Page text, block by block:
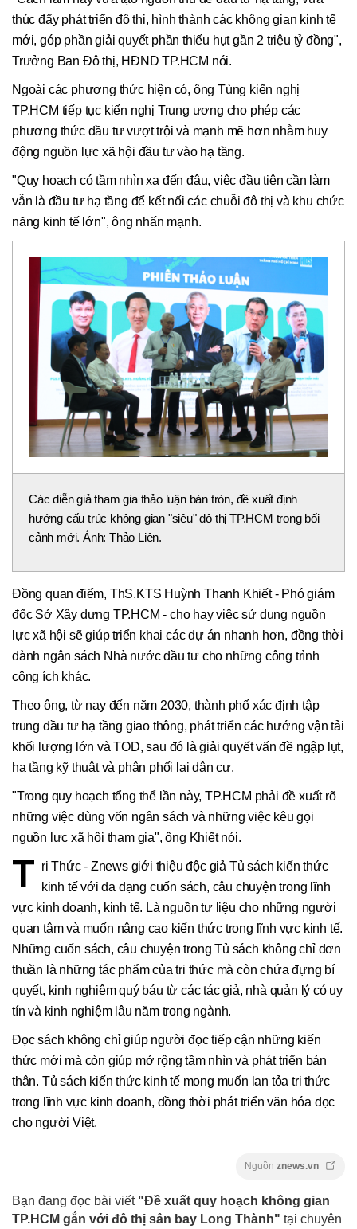
thúc đẩy phát triển đô thị, hình thành các không gian kinh tế
mới, góp phần giải quyết phần thiếu hụt gần 2 triệu tỷ đồng",
Trưởng Ban Đô thị, HĐND TP.HCM nói.
Ngoài các phương thức hiện có, ông Tùng kiến nghị
TP.HCM tiếp tục kiến nghị Trung ương cho phép các
phương thức đầu tư vượt trội và mạnh mẽ hơn nhằm huy
động nguồn lực xã hội đầu tư vào hạ tầng.
"Quy hoạch có tầm nhìn xa đến đâu, việc đầu tiên cần làm
vẫn là đầu tư hạ tầng để kết nối các chuỗi đô thị và khu chức
năng kinh tế lớn", ông nhấn mạnh.
Các diễn giả tham gia thảo luận bàn tròn, đề xuất định
hướng cấu trúc không gian "siêu" đô thị TP.HCM trong bối
cảnh mới. Ảnh: Thảo Liên.
Đồng quan điểm, ThS.KTS Huỳnh Thanh Khiết - Phó giám
đốc Sở Xây dựng TP.HCM - cho hay việc sử dụng nguồn
lực xã hội sẽ giúp triển khai các dự án nhanh hơn, đồng thời
dành ngân sách Nhà nước đầu tư cho những công trình
công ích khác.
Theo ông, từ nay đến năm 2030, thành phố xác định tập
trung đầu tư hạ tầng giao thông, phát triển các hướng vận tải
khối lượng lớn và TOD, sau đó là giải quyết vấn đề ngập lụt,
hạ tầng kỹ thuật và phân phối lại dân cư.
"Trong quy hoạch tổng thể lần này, TP.HCM phải đề xuất rõ
những việc dùng vốn ngân sách và những việc kêu gọi
nguồn lực xã hội tham gia", ông Khiết nói.
T ri Thức - Znews giới thiệu độc giả Tủ sách kiến thức
kinh tế với đa dạng cuốn sách, câu chuyện trong lĩnh
vực kinh doanh, kinh tế. Là nguồn tư liệu cho những người
quan tâm và muốn nâng cao kiến thức trong lĩnh vực kinh tế.
Những cuốn sách, câu chuyện trong Tủ sách không chỉ đơn
thuần là những tác phẩm của tri thức mà còn chứa đựng bí
quyết, kinh nghiệm quý báu từ các tác giả, nhà quản lý có uy
tín và kinh nghiệm lâu năm trong ngành.
Đọc sách không chỉ giúp người đọc tiếp cận những kiến
thức mới mà còn giúp mở rộng tầm nhìn và phát triển bản
thân. Tủ sách kiến thức kinh tế mong muốn lan tỏa tri thức
trong lĩnh vực kinh doanh, đồng thời phát triển văn hóa đọc
cho người Việt.
Nguồn znews.vn
Bạn đang đọc bài viết "Đề xuất quy hoạch không gian
TP.HCM gắn với đô thị sân bay Long Thành" tại chuyên